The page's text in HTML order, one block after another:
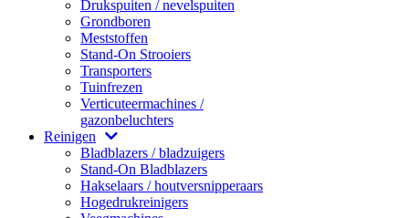
Drukspuiten / nevelspuiten
Grondboren
Meststoffen
Stand-On Strooiers
Transporters
Tuinfrezen
Verticuteermachines /
gazonbeluchters
Reinigen
Bladblazers / bladzuigers
Stand-On Bladblazers
Hakselaars / houtversnipperaars
Hogedrukreinigers